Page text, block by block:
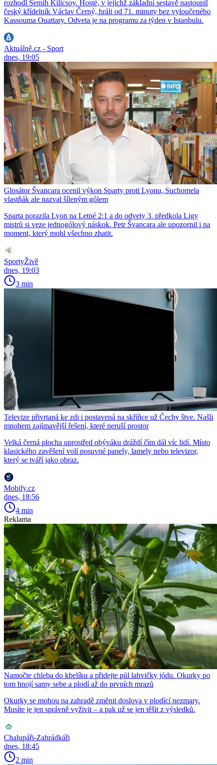
rozhodl Semih Kilicsoy. Hosté, v jejichž základní sestavě nastoupil
český křídelník Václav Černý, hráli od 71. minuty bez vyloučeného
Kassouma Ouattary. Odveta je na programu za týden v Istanbulu.
Aktuálně.cz - Sport
dnes, 19:05
Glosátor Švancara ocenil výkon Sparty proti Lyonu, Suchomela
vlastňák ale nazval šíleným gólem
Sparta porazila Lyon na Letné 2:1 a do odvety 3. předkola Ligy
mistrů si veze jednogólový náskok. Petr Švancara ale upozornil i na
moment, který mohl všechno zhatit.
SportyŽivě
dnes, 19:03
3 min
Televize přivrtaná ke zdi i postavená na skříňce už Čechy štve. Našli
mnohem zajímavější řešení, které neruší prostor
Velká černá plocha uprostřed obýváku dráždí čím dál víc lidí. Místo
klasického zavěšení volí posuvné panely, lamely nebo televizor,
který se tváří jako obraz.
Mobify.cz
dnes, 18:56
4 min
Reklama
Namočte chleba do kbelíku a přidejte půl lahvičky jódu. Okurky po
tom hnojí samy sebe a plodí až do prvních mrazů
Okurky se mohou na zahradě změnit doslova v plodící nezmary.
Musíte je jen správně vyživit – a pak už se jen těšit z výsledků.
Chalupáři-Zahrádkáři
dnes, 18:45
2 min